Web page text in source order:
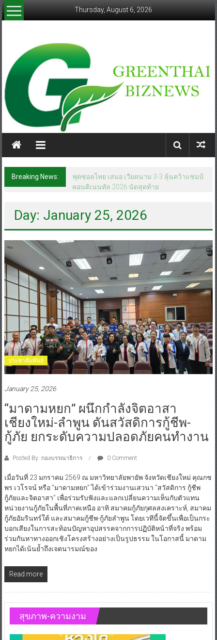
Skip
to
Thursday, August 6, 2026
greenthaibiznews.com
Breaking News:
ฟุตซอลไทย เสมอ เวียดนาม 3-3 ลุ้นคว้าแชมป์
คอนติเนนทัล 2026 นัดสุดท้าย
Day: January 25, 2026
ประชาสัมพันธ์
January 25, 2026
“มาดามหยก” ผนึกกำลังจิตอาสา
เชียงใหม่-ลำพูน ดันสวัสดิการกู้ชีพ-
กู้ภัย ยกระดับความปลอดภัยคนทำงาน
Posted By: กองบรรณาธิการ 0 Comment
เมื่อวันที่ 23 มกราคม 2569 ณ มหาวิทยาลัยพายัพ จังหวัดเชียงใหม่ คุณกช
พร เวโรจน์ หรือ “มาดามหยก” ได้เข้าร่วมงานเสวนา “สวัสดิการ กู้ชีพ
กู้ภัยและจิตอาสา” เพื่อร่วมรับฟังและแลกเปลี่ยนความเห็นกับตัวแทน
หน่วยงานกู้ภัยในพื้นที่ภาคเหนือ อาทิ สมาคมกู้ภัยกุศลสงเคราะห์, สมาคม
กู้ภัยอัมรินทร์ใต้ และสมาคมกู้ชีพ-กู้ภัยลำพูน โดยเวทีนี้จัดขึ้นเพื่อเป็นกระ
บอกเสียงในการสะท้อนปัญหาอุปสรรคจากการปฏิบัติหน้าที่จริง พร้อม
ร่วมกันหาทางออกเชิงโครงสร้างอย่างเป็นรูปธรรม ในโอกาสนี้ มาดาม
หยกได้เน้นย้ำถึงเจตนารมณ์ของ
Read more
สุขภาพ-ความงาม